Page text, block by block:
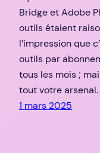
Bridge et Adobe
outils étaient
l’impression que
outils par
tous les mois ;
tout votre arsenal.
1 mars 2025